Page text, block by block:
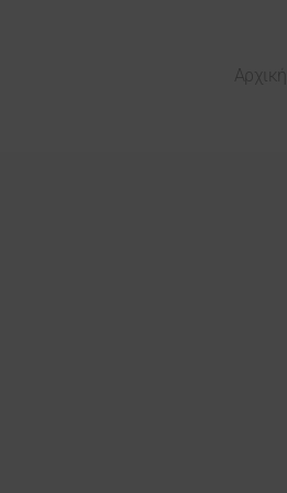
Αρχική